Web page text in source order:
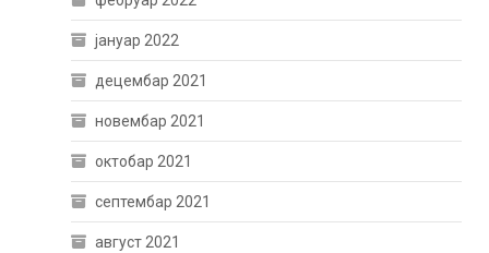
јануар 2022
децембар 2021
новембар 2021
октобар 2021
септембар 2021
август 2021